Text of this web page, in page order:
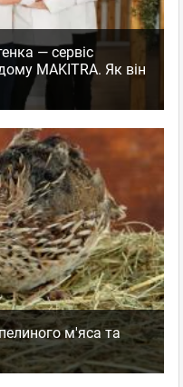
— сервіс
MAKITRA. Як він
м'яса та